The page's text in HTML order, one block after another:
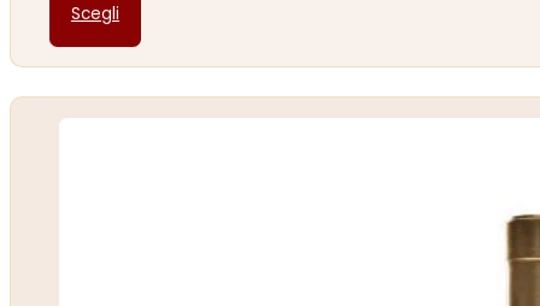
Scegli
prodotto
ha
più